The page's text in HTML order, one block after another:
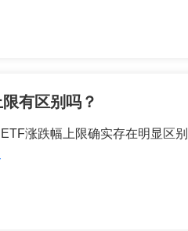
有区别吗？
涨跌幅上限确实存在明显区